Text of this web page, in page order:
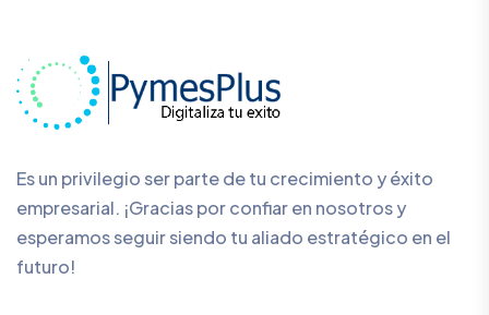
Es un privilegio ser parte de tu crecimiento y éxito
empresarial. ¡Gracias por confiar en nosotros y
esperamos seguir siendo tu aliado estratégico en el
futuro!